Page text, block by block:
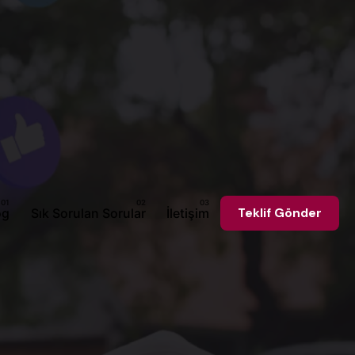
Sık Sorulan Sorular İletişim Teklif Gönder